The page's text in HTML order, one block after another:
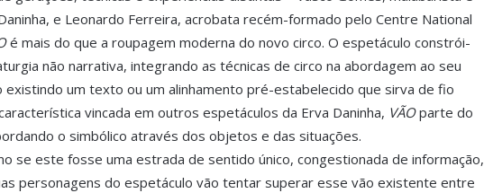
e Leonardo Ferreira, acrobata recém-formado pelo Centre National
é mais do que a roupagem moderna do novo circo. O espetáculo constrói-
não narrativa, integrando as técnicas de circo na abordagem ao seu
existindo um texto ou um alinhamento pré-estabelecido que sirva de fio
vincada em outros espetáculos da Erva Daninha, VÃOparte do
o simbólico através dos objetos e das situações.
se este fosse uma estrada de sentido único, congestionada de informação,
personagens do espetáculo vão tentar superar esse vão existente entre